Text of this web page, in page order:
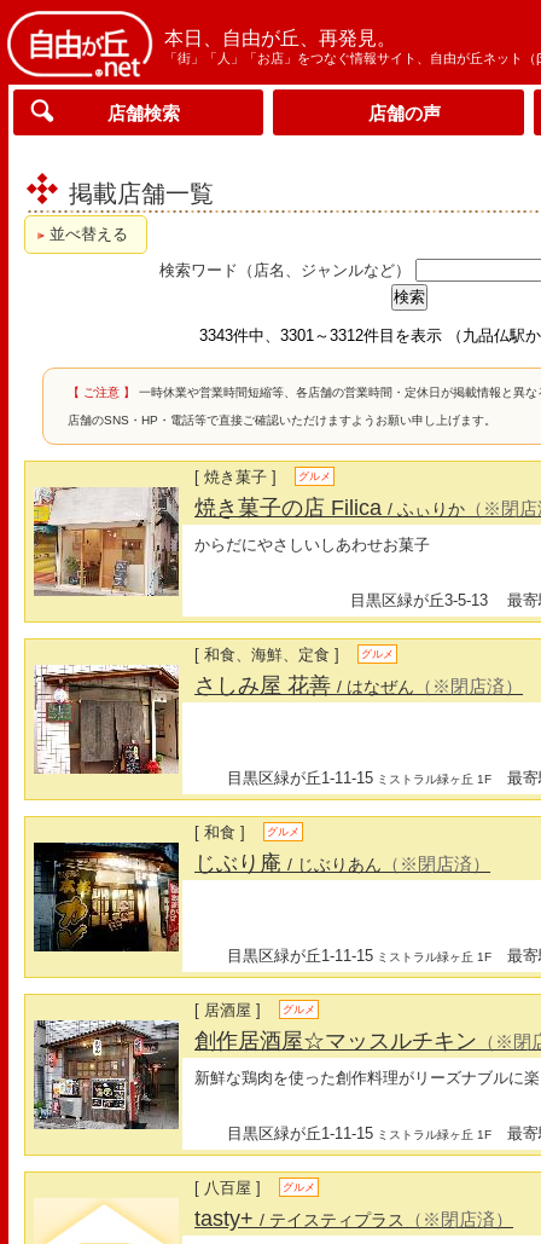
本日、自由が丘、再発見。
「街」「人」「お店」をつなぐ情報サイト、自由が丘ネット（
店舗検索 店舗の声
掲載店舗一覧
並べ替える
検索ワード（店名、ジャンルなど）
3343件中、3301～3312件目を表示 （九品仏駅
【 ご注意 】 一時休業や営業時間短縮等、各店舗の営業時間・定休日が掲載情報と異
店舗のSNS・HP・電話等で直接ご確認いただけますようお願い申し上げます。
[ 焼き菓子 ] グルメ
焼き菓子の店 Filica/ ふぃりか （※閉
からだにやさしいしあわせお菓子
目黒区緑が丘3-5-13 最寄
[ 和食、海鮮、定食 ] グルメ
さしみ屋 花善/ はなぜん （※閉店済）
目黒区緑が丘1-11-15 ミストラル緑ヶ丘 1F 最寄
[ 和食 ] グルメ
じぶり庵/ じぶりあん （※閉店済）
目黒区緑が丘1-11-15 ミストラル緑ヶ丘 1F 最寄
[ 居酒屋 ] グルメ
創作居酒屋☆マッスルチキン （※閉
新鮮な鶏肉を使った創作料理がリーズナブルに
目黒区緑が丘1-11-15 ミストラル緑ヶ丘 1F 最寄
[ 八百屋 ] グルメ
tasty+/ テイスティプラス （※閉店済）